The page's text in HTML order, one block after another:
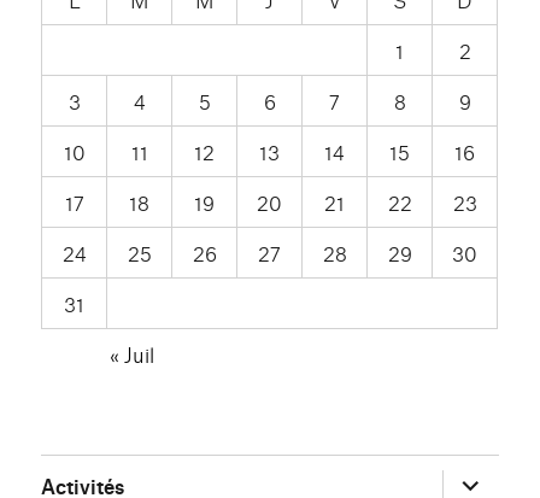
1
2
3
4 5 6 7 8
9
10
11 12 13 14 15
16
17
18 19 20 21 22
23
24
25 26 27 28 29
30
31
« Juil
Activités ouvrir